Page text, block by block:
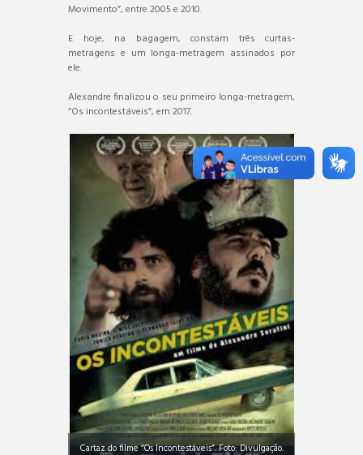
Movimento”, entre 2005 e 2010.
E hoje, na bagagem, constam três curtas-
metragens e um longa-metragem assinados por
ele.
Alexandre finalizou o seu primeiro longa-metragem,
“Os incontestáveis”, em 2017.
Cartaz do filme “Os Incontestáveis”. Foto: Divulgação.